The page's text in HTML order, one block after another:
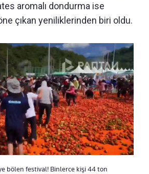
aromalı dondurma ise
çıkan yeniliklerinden biri oldu.
bölen festival! Binlerce kişi 44 ton